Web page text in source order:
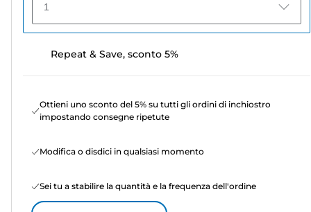
1
Repeat & Save, sconto 5%
Ottieni uno sconto del 5% su tutti gli ordini di inchiostro
impostando consegne ripetute
Modifica o disdici in qualsiasi momento
Sei tu a stabilire la quantità e la frequenza dell'ordine